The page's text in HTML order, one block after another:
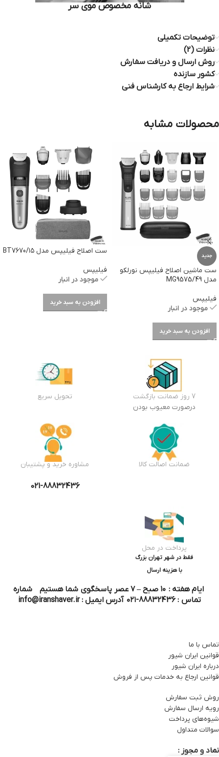
شانه مخصوص موی سر
توضیحات تکمیلی
نظرات (2)
روش ارسال و دریافت سفارش
کشور سازنده
شرایط ارجاع به کارشناس فنی
محصولات مشابه
جدید
ست ماشین اصلاح فیلیپس نورلکو
مدل MG9575/49
فیلیپس
موجود در انبار
افزودن به سبد خرید
ست اصلاح فیلیپس مدل BT7670/۱۵
فیلیپس
موجود در انبار
افزودن به سبد خرید
7 روز ضمانت بازگشت
درصورت معیوب بودن
تحویل سریع
ضمانت اصالت کالا مشاوره خرید و پشتیبان
021-88832436
پرداخت در محل
فقط در شهر تهران بزرگ
با هزینه ارسال
ایام هفته : ۱۰ صبح – ۷ عصر پاسخگوی شما هستیم شماره
تماس : 88832436-۰۲۱ آدرس ایمیل : info@iranshaver.ir
تماس با ما
قوانین ایران شیور
درباره ایران شیور
قوانین ارجاع به خدمات پس از فروش
روش ثبت سفارش
رویه ارسال سفارش
شیوه‌های پرداخت
سوالات متداول
نماد و مجوز :